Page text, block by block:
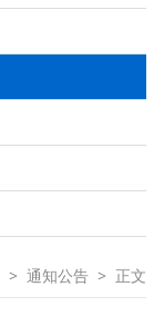
> 通知公告 > 正文